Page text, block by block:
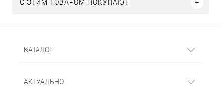
С ЭТИМ ТОВАРОМ ПОКУПАЮТ
КАТАЛОГ
АКТУАЛЬНО